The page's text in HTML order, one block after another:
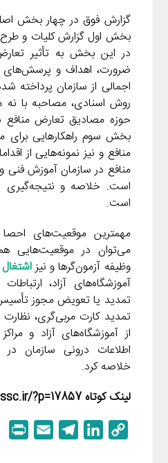
گزارش فوق در چهار بخش
بخش اول گزارش کلیات و
در این بخش به تأثیر
ضرورت، اهداف و پرسش‌های
اجمالی از سازمان
روش اسنادی، مصاحبه با نه
حوزه مصادیق تعارض
بخش سوم راهکارهایی
منافع و نیز نمونه‌هایی از
منافع در سازمان آموزش فنی
است. خلاصه و نتیجه‌گیری
است.
مهمترین موقعیت‌های
می‌توان در موقعیت‌هایی
وظیفه آزمون‌گرها و نیزا
آموزشگاه‌های آزاد،
تمدید یا تعویض مجوز
تمدید کارت مربی‌گری،
از آموزشگاه‌های آزاد و
اطلاعات درونی سازمان در
خلاصه کرد.
لینک کوتاه https://iran-bssc.ir/?p=17857
T